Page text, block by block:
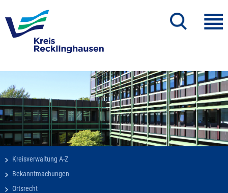
Kreisverwaltung A-Z
Bekanntmachungen
Ortsrecht